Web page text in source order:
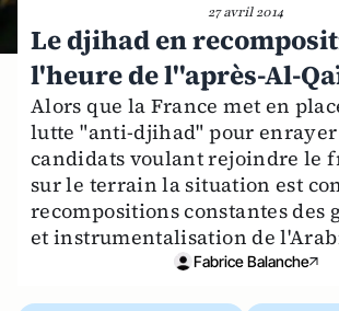
27 avril 2014
Le djihad en
l'heure de l''après-Al-
Alors que la France met en
lutte "anti-djihad" pour
candidats voulant rejoindre le
sur le terrain la situation est
recompositions constantes des
et instrumentalisation de
Fabrice Balanche